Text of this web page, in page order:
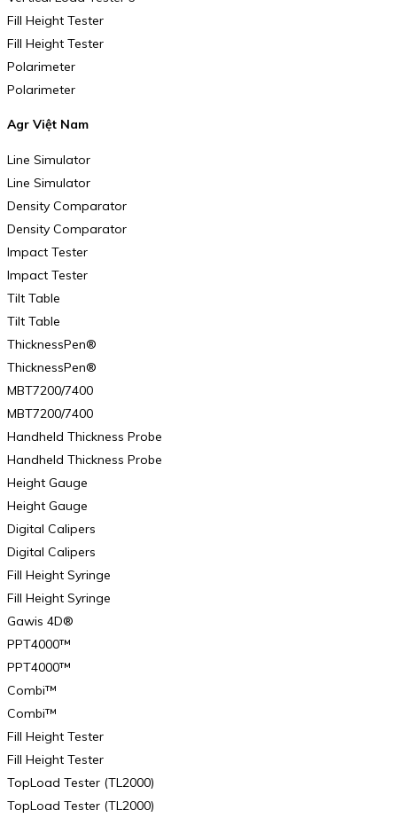
Fill Height Tester
Fill Height Tester
Polarimeter
Polarimeter
Agr Việt Nam
Line Simulator
Line Simulator
Density Comparator
Density Comparator
Impact Tester
Impact Tester
Tilt Table
Tilt Table
ThicknessPen®
ThicknessPen®
MBT7200/7400
MBT7200/7400
Handheld Thickness Probe
Handheld Thickness Probe
Height Gauge
Height Gauge
Digital Calipers
Digital Calipers
Fill Height Syringe
Fill Height Syringe
Gawis 4D®
PPT4000™
PPT4000™
Combi™
Combi™
Fill Height Tester
Fill Height Tester
TopLoad Tester (TL2000)
TopLoad Tester (TL2000)